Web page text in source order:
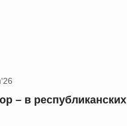
– в республиканских